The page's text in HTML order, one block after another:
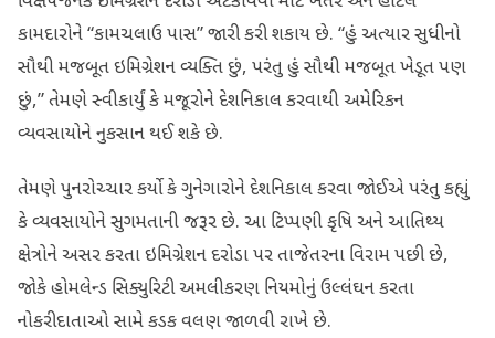
કામદારોને “કામચલાઉ પાસ” જારી કરી શકાય છે. “હું અત્યાર સુધીનો
સૌથી મજબૂત ઇમિગ્રેશન વ્યક્તિ છું, પરંતુ હું સૌથી મજબૂત ખેડૂત પણ
છું,” તેમણે સ્વીકાર્યું કે મજૂરોને દેશનિકાલ કરવાથી અમેરિકન
વ્યવસાયોને નુકસાન થઈ શકે છે.
તેમણે પુનરોચ્ચાર કર્યો કે ગુનેગારોને દેશનિકાલ કરવા જોઈએ પરંતુ કહ્યું
કે વ્યવસાયોને સુગમતાની જરૂર છે. આ ટિપ્પણી કૃષિ અને આતિથ્ય
ક્ષેત્રોને અસર કરતા ઇમિગ્રેશન દરોડા પર તાજેતરના વિરામ પછી છે,
જોકે હોમલેન્ડ સિક્યુરિટી અમલીકરણ નિયમોનું ઉલ્લંઘન કરતા
નોકરીદાતાઓ સામે કડક વલણ જાળવી રાખે છે.